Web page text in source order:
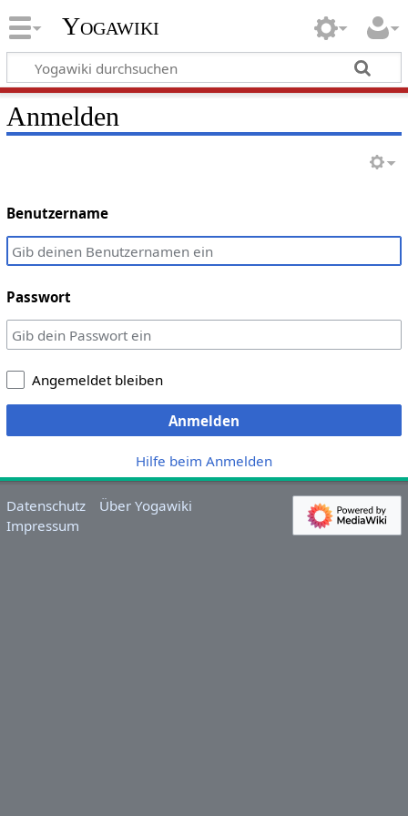
Yogawiki
Anmelden
Benutzername
Passwort
Angemeldet bleiben
Anmelden
Hilfe beim Anmelden
Datenschutz
Über Yogawiki
Impressum